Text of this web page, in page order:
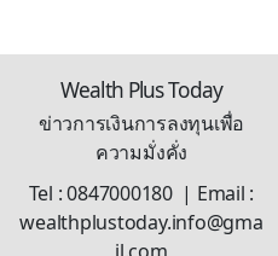
Wealth Plus Today
ข่าวการเงินการลงทุนเพื่อ
ความมั่งคั่ง
Tel : 0847000180 | Email :
wealthplustoday.info@gma